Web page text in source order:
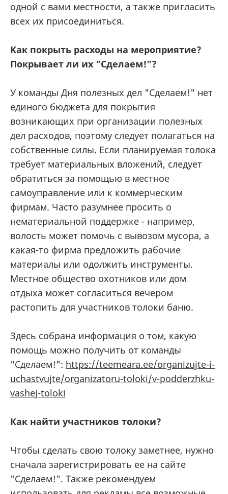
одной с вами местности, а также пригласить
всех их присоединиться.
Kак покрыть расходы на мероприятие?
Покрывает ли их "Сделаем!"?
У команды Дня полезных дел "Сделаем!" нет
единого бюджета для покрытия
возникающих при организации полезных
дел расходов, поэтому следует полагаться на
собственные силы. Если планируемая толока
требует материальных вложений, следует
обратиться за помощью в местное
самоуправление или к коммерческим
фирмам. Часто разумнее просить о
нематериальной поддержке - например,
волость может помочь с вывозом мусора, а
какая-то фирма предложить рабочие
материалы или одолжить инструменты.
Местное общество охотников или дом
отдыха может согласиться вечером
растопить для участников толоки баню.
Здесь собрана информация о том, какую
помощь можно получить от команды
"Сделаем!": https://teemeara.ee/organizujte-i-
uchastvujte/organizatoru-toloki/v-podderzhku-
vashej-toloki
Как найти участников толоки?
Чтобы сделать свою толоку заметнее, нужно
сначала зарегистрировать ее на сайте
"Сделаем!". Также рекомендуем